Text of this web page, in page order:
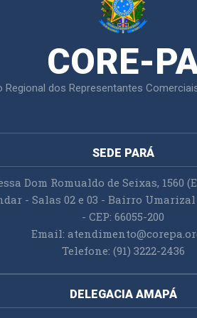
CORE-
Regional dos Representantes
SEDE PARÁ
Dom Romualdo de Seixas, 1560
- Salas 02 e 03 - Bairro
- CEP: 66055-200
Email:
Telefone: (91) 3222-2436
DELEGACIA AMAPÁ